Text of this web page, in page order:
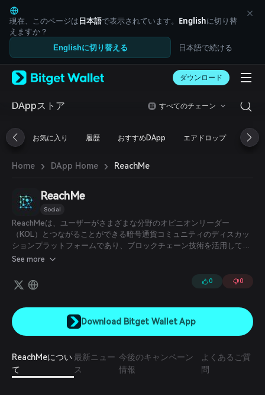
English
日本語
Tiếng Việt
Русский
Español (Latinoamérica)
Italiano
Deutsch
繁體中文
Português (Portugal)
ภาษาไทย
العربية
Português (Brasil)
Español (Argentina)
現在、このページは日本語で表示されています。 Englishに切り替
えますか？
Englishに切り替える 日本語で続ける
ダウンロード
DAppストア すべてのチェーン
お気に入り 履歴 おすすめDApp エアドロップ DeFi
Home › DApp Home › ReachMe
ReachMe
Social
ReachMeは、ユーザーがさまざまな分野のオピニオンリーダー
（KOL）とつながることができる暗号通貨コミュニティのディスカッ
ションプラットフォームであり、ブロックチェーン技術を活用してや
り取りの透明性と安全性を確保し、検証可能なつながりと取引を実現
See more
0 0
Download Bitget Wallet App
ReachMeについ
て
最新ニュー
ス
今後のキャンペーン
情報
よくあるご質
問